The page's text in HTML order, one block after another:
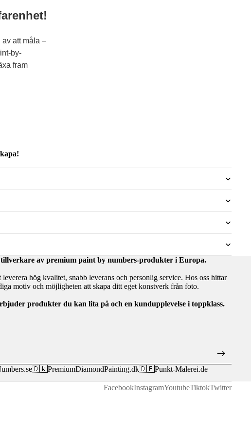
att måla –
by-
fram
av premium paint by numbers-produkter i Europa.
hög kvalitet, snabb leverans och personlig service. Hos oss hittar
motiv och möjligheten att skapa ditt eget konstverk från foto.
produkter du kan lita på och en kundupplevelse i toppklass.
🇩🇰PremiumDiamondPainting.dk🇩🇪Punkt-Malerei.de
FacebookInstagramYoutubeTiktokTwitter